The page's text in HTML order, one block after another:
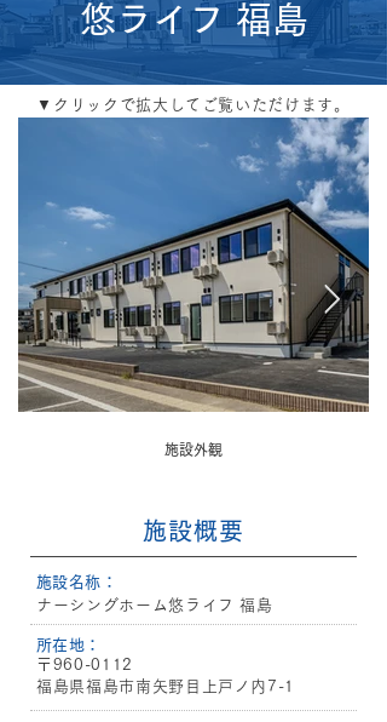
悠ライフ 福島
▼クリックで拡大してご覧いただけます。
施設外観
施設概要
​施設名称：
ナーシングホーム悠ライフ 福島
​所在地：
〒960-0112
福島県福島市南矢野目上戸ノ内7-1